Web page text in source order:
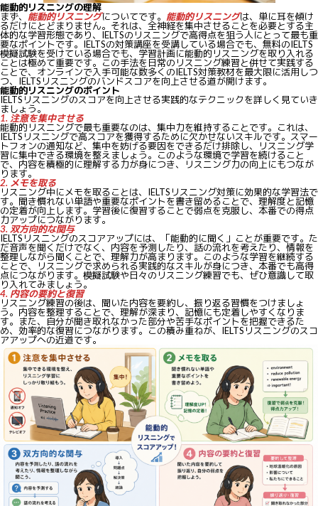
能動的リスニングの理解
まず、 能動的リスニングについてです。 能動的リスニングは、単に耳を傾け
るだけにとどまりません。それは、全神経を集中させることを必要とする主
体的な学習形態であり、IELTSのリスニングで高得点を狙う人にとって最も重
要なポイントです。IELTSの対策講座を受講している場合でも、無料のIELTS
模擬試験を受けている場合でも、学習計画に能動的リスニングを取り入れる
ことは極めて重要です。この手法を日常のリスニング練習と併せて実践する
ことで、オンラインで入手可能な数多くのIELTS対策教材を最大限に活用しつ
つ、IELTSリスニングのバンドスコアを向上させる道が開けます。
能動的リスニングのポイント
IELTSリスニングのスコアを向上させる実践的なテクニックを詳しく見ていき
ましょう。
1. 注意を集中させる
能動的リスニングで最も重要なのは、集中力を維持することです。これは、
IELTSリスニングで高スコアを獲得するために欠かせないスキルです。スマー
トフォンの通知など、集中を妨げる要因をできるだけ排除し、リスニング学
習に集中できる環境を整えましょう。このような環境で学習を続けること
で、内容を積極的に理解する力が身につき、リスニング力の向上にもつなが
ります。
2. メモを取る
リスニング中にメモを取ることは、IELTSリスニング対策に効果的な学習法で
す。聞き慣れない単語や重要なポイントを書き留めることで、理解度と記憶
の定着が向上します。学習後に復習することで弱点を克服し、本番での得点
力アップにつながります。
3. 双方向的な関与
IELTSリスニングのスコアアップには、「能動的に聞く」ことが重要です。た
だ音声を聞くだけでなく、内容を予測したり、話の流れを考えたり、情報を
整理しながら聞くことで、理解力が高まります。このような学習を継続する
ことで、リスニングで求められる実践的なスキルが身につき、本番でも高得
点につながります。模擬試験や日々のリスニング練習でも、ぜひ意識して取
り入れてみましょう。
4. 内容の要約と復習
リスニング練習の後は、聞いた内容を要約し、振り返る習慣をつけましょ
う。内容を整理することで、理解が深まり、記憶にも定着しやすくなりま
す。また、自分が聞き取れなかった部分や苦手なポイントを把握できるた
め、効率的な復習につながります。この積み重ねが、IELTSリスニングのスコ
アアップへの近道です。